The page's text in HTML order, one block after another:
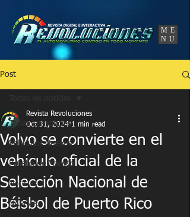
ME
NU
Post
Todas las noticias
Vehículos Nuevos
Prueba de Manejo
Noticias
NASCAR
Volvo se convierte en el
vehículo oficial de la
Selección Nacional de
Béisbol de Puerto Rico
Revista Revoluciones
Oct 31, 2024 1 min read